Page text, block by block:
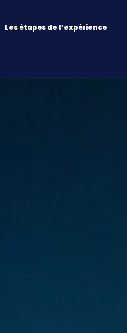
Les étapes de l’expérience